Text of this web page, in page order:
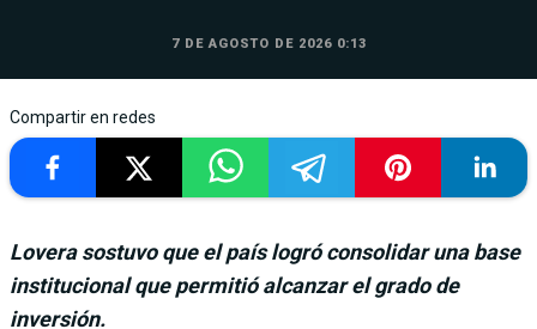
7 DE AGOSTO DE 2026 0:13
Compartir en redes
Lovera sostuvo que el país logró consolidar una base
institucional que permitió alcanzar el grado de
inversión.